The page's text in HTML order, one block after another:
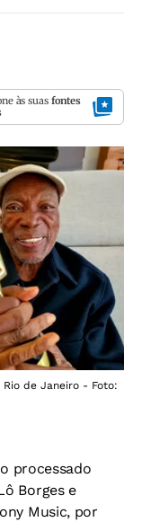
às suas fontes
Rio de Janeiro - Foto:
processado
Borges e
Music, por